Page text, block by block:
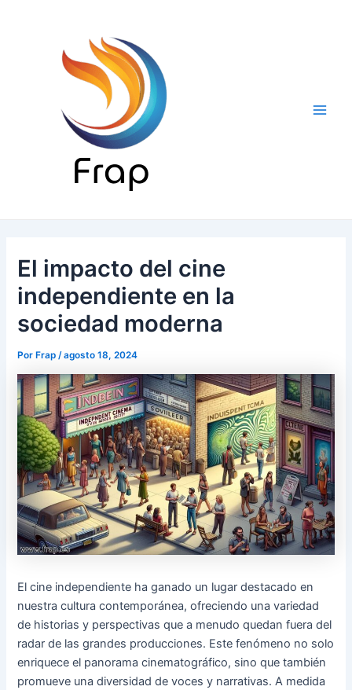
El impacto del cine
independiente en la
sociedad moderna
Por Frap/agosto 18, 2024
El cine independiente ha ganado un lugar destacado en
nuestra cultura contemporánea, ofreciendo una variedad
de historias y perspectivas que a menudo quedan fuera del
radar de las grandes producciones. Este fenómeno no solo
enriquece el panorama cinematográfico, sino que también
promueve una diversidad de voces y narrativas. A medida